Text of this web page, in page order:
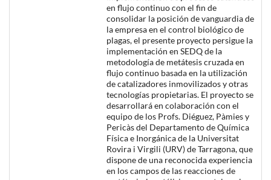
en flujo continuo con el fin de
consolidar la posición de vanguardia de
la empresa en el control biológico de
plagas, el presente proyecto persigue la
implementación en SEDQ de la
metodología de metátesis cruzada en
flujo continuo basada en la utilización
de catalizadores inmovilizados y otras
tecnologías propietarias. El proyecto se
desarrollará en colaboración con el
equipo de los Profs. Diéguez, Pàmies y
Pericàs del Departamento de Química
Física e Inorgánica de la Universitat
Rovira i Virgili (URV) de Tarragona, que
dispone de una reconocida experiencia
en los campos de las reacciones de